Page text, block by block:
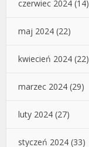
czerwiec 2024 (14)
maj 2024 (22)
kwiecień 2024 (22)
marzec 2024 (29)
luty 2024 (27)
styczeń 2024 (33)